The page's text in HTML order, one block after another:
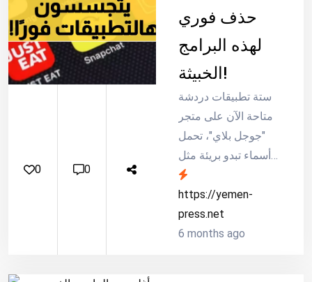
0 0
حذف فوري
لهذه البرامج
الخبيثة!
ستة تطبيقات دردشة
متاحة الآن على متجر
"جوجل بلاي"، تحمل
أسماء تبدو بريئة مثل
"Privee Talk" و"Hello
Chat"، تملك القدرة
على سرقة رسائل
https://yemen-
press.net
6 months ago